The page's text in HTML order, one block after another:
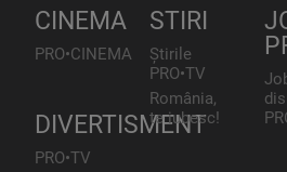
CINEMA
PRO•CINEMA
DIVERTISMENT
PRO•TV
STIRI
Știrile
PRO•TV
România,
te iubesc!